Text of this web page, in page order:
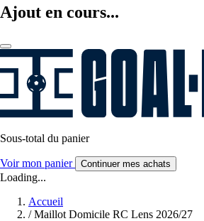
Ajout en cours...
Sous-total du panier
Voir mon panier Continuer mes achats
Loading...
Accueil
/ Maillot Domicile RC Lens 2026/27